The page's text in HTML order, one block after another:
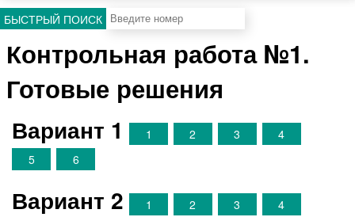
БЫСТРЫЙ ПОИСК
Контрольная работа №1.
Готовые решения
Вариант 1 1 2 3
4
5
6
Вариант 2 1 2 3
4